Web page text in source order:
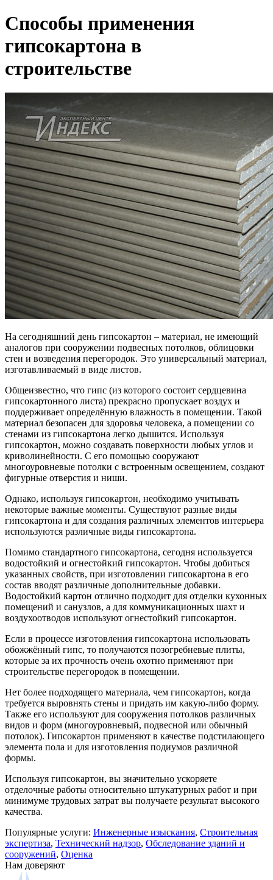
Способы применения
гипсокартона в
строительстве
На сегодняшний день гипсокартон – материал, не имеющий
аналогов при сооружении подвесных потолков, облицовки
стен и возведения перегородок. Это универсальный материал,
изготавливаемый в виде листов.
Общеизвестно, что гипс (из которого состоит сердцевина
гипсокартонного листа) прекрасно пропускает воздух и
поддерживает определённую влажность в помещении. Такой
материал безопасен для здоровья человека, а помещении со
стенами из гипсокартона легко дышится. Используя
гипсокартон, можно создавать поверхности любых углов и
криволинейности. С его помощью сооружают
многоуровневые потолки с встроенным освещением, создают
фигурные отверстия и ниши.
Однако, используя гипсокартон, необходимо учитывать
некоторые важные моменты. Существуют разные виды
гипсокартона и для создания различных элементов интерьера
используются различные виды гипсокартона.
Помимо стандартного гипсокартона, сегодня используется
водостойкий и огнестойкий гипсокартон. Чтобы добиться
указанных свойств, при изготовлении гипсокартона в его
состав вводят различные дополнительные добавки.
Водостойкий картон отлично подходит для отделки кухонных
помещений и санузлов, а для коммуникационных шахт и
воздухоотводов используют огнестойкий гипсокартон.
Если в процессе изготовления гипсокартона использовать
обожжённый гипс, то получаются позогребневые плиты,
которые за их прочность очень охотно применяют при
строительстве перегородок в помещении.
Нет более подходящего материала, чем гипсокартон, когда
требуется выровнять стены и придать им какую-либо форму.
Также его используют для сооружения потолков различных
видов и форм (многоуровневый, подвесной или обычный
потолок). Гипсокартон применяют в качестве подстилающего
элемента пола и для изготовления подиумов различной
формы.
Используя гипсокартон, вы значительно ускоряете
отделочные работы относительно штукатурных работ и при
минимуме трудовых затрат вы получаете результат высокого
качества.
Популярные услуги: Инженерные изыскания, Строительная
экспертиза, Технический надзор, Обследование зданий и
сооружений, Оценка
Нам доверяют